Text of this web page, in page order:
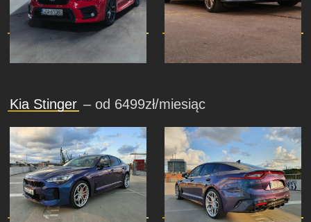
Kia Stinger – od 6499zł/miesiąc